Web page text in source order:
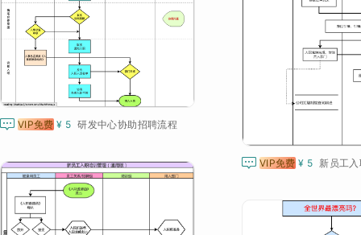
 VIP免费 ¥ 5 新员工
 VIP免费 ¥ 5 研发中心协助招聘流程